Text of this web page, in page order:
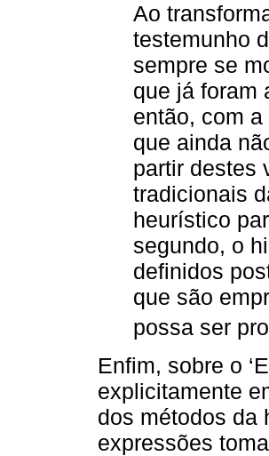
Ao
testemunho
sempre se
que já foram
então, com
que ainda
partir destes
tradicionais
heurístico
segundo, o
definidos
que são
possa ser
Enfim, sobre o
explicitamente
dos métodos da
expressões